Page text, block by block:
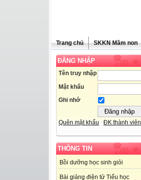
Trang chủ SKKN Mầm non
ĐĂNG NHẬP
Tên truy nhập
Mật khẩu
Ghi nhớ
Quên mật khẩu ĐK thành viên
THÔNG TIN
Bồi dưỡng học sinh giỏi
Bài giảng điện tử Tiểu học